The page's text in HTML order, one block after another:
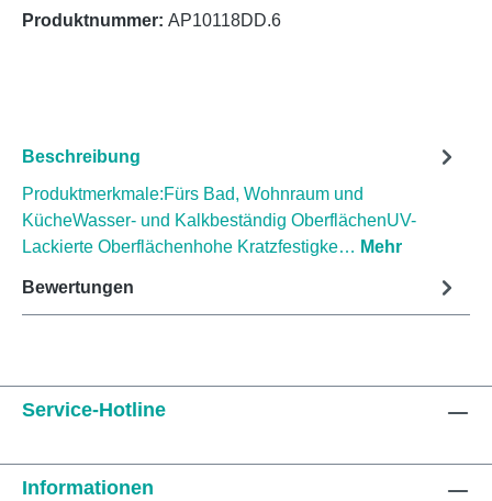
Produktnummer: AP10118DD.6
Beschreibung
Produktmerkmale:Fürs Bad, Wohnraum und
KücheWasser- und Kalkbeständig OberflächenUV-
Lackierte Oberflächenhohe Kratzfestigke… Mehr
Bewertungen
Service-Hotline
Informationen